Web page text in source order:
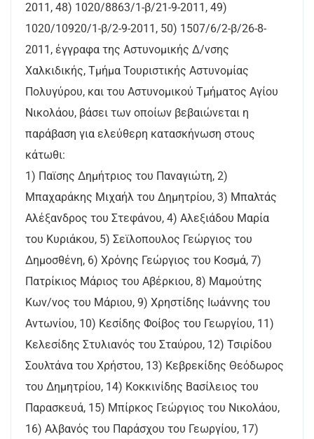
2011, 48) 1020/8863/1-β/21-9-2011, 49)
1020/10920/1-β/2-9-2011, 50) 1507/6/2-β/26-8-
2011, έγγραφα της Αστυνομικής Δ/νσης
Χαλκιδικής, Τμήμα Τουριστικής Αστυνομίας
Πολυγύρου, και του Αστυνομικού Τμήματος Αγίου
Νικολάου, βάσει των οποίων βεβαιώνεται η
παράβαση για ελεύθερη κατασκήνωση στους
κάτωθι:
1) Παϊσης Δημήτριος του Παναγιώτη, 2)
Μπαχαράκης Μιχαήλ του Δημητρίου, 3) Μπαλτάς
Αλέξανδρος του Στεφάνου, 4) Αλεξιάδου Μαρία
του Κυριάκου, 5) Σεϊλοπουλος Γεώργιος του
Δημοσθένη, 6) Χρόνης Γεώργιος του Κοσμά, 7)
Πατρίκιος Μάριος του Αβέρκιου, 8) Μαμούτης
Κων/νος του Μάριου, 9) Χρηστίδης Ιωάννης του
Αντωνίου, 10) Κεσίδης Φοίβος του Γεωργίου, 11)
Κελεσίδης Στυλιανός του Σταύρου, 12) Τσιρίδου
Σουλτάνα του Χρήστου, 13) Κεβρεκίδης Θεόδωρος
του Δημητρίου, 14) Κοκκινίδης Βασίλειος του
Παρασκευά, 15) Μπίρκος Γεώργιος του Νικολάου,
16) Αλβανός του Παράσχου του Γεωργίου, 17)